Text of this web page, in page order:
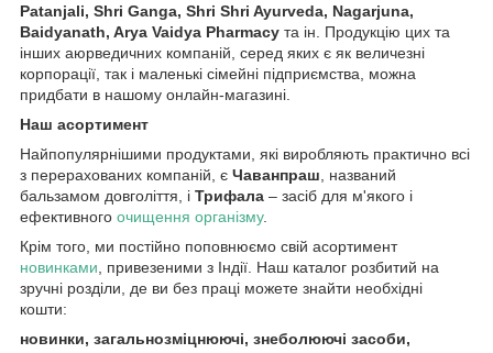
Patanjali, Shri Ganga, Shri Shri Ayurveda, Nagarjuna,
Baidyanath, Arya Vaidya Pharmacy та ін. Продукцію цих та
інших аюрведичних компаній, серед яких є як величезні
корпорації, так і маленькі сімейні підприємства, можна
придбати в нашому онлайн-магазині.
Наш асортимент
Найпопулярнішими продуктами, які виробляють практично всі
з перерахованих компаній, є Чаванпраш , названий
бальзамом довголіття, і Трифала – засіб для м'якого і
ефективного очищення організму.
Крім того, ми постійно поповнюємо свій асортимент
новинками , привезеними з Індії. Наш каталог розбитий на
зручні розділи, де ви без праці можете знайти необхідні
кошти:
новинки, загальнозміцнюючі, знеболюючі засоби,